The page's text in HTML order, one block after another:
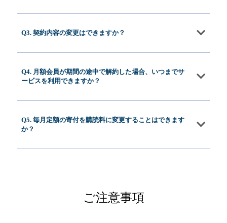
Q3. 契約内容の変更はできますか？
Q4. 月額会員が期間の途中で解約した場合、いつまでサ
ービスを利用できますか？
Q5. 毎月定額の寄付を購読料に変更することはできます
か？
ご注意事項